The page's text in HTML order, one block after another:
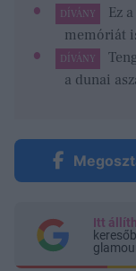
DÍVÁNY
Ez
memóriát
DÍVÁNY
a dunai
Itt